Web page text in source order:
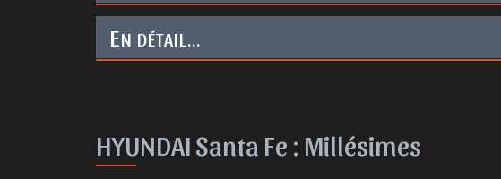
EN DÉTAIL...
HYUNDAI Santa Fe : Millésimes